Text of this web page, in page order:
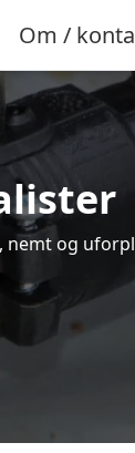
Om /
nemt og